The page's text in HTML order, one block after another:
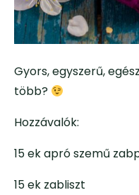
Gyors, egyszerű,
több?
Hozzávalók:
15 ek apró szemű
15 ek zabliszt